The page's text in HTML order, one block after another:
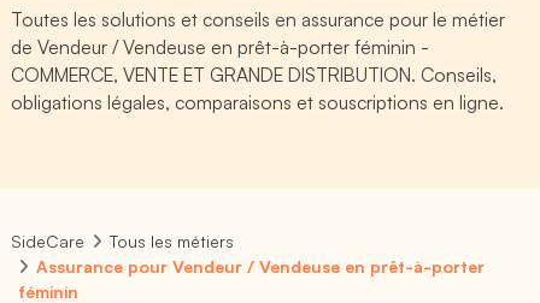
Toutes les solutions et conseils en assurance pour le métier
de Vendeur / Vendeuse en prêt-à-porter féminin -
COMMERCE, VENTE ET GRANDE DISTRIBUTION. Conseils,
obligations légales, comparaisons et souscriptions en ligne.
SideCare
Tous les métiers
Assurance pour Vendeur / Vendeuse en prêt-à-porter
féminin